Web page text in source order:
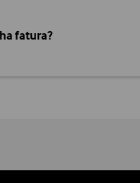
fatura?